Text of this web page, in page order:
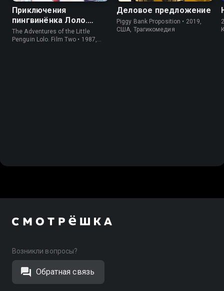
Приключения
пингвинёнка Лоло.
Фильм второй
The Adventures of the Little
Penguin Lolo. Film Two • 1987,
Деловое предложение
Piggy Bank Proposition • 2019,
США, Трагикомедия
Возникли вопросы?
Обратная связь